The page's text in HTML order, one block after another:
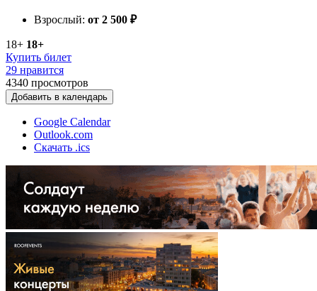
Взрослый: от 2 500 ₽
18+ 18+
Купить билет
29 нравится
4340 просмотров
Добавить в календарь
Google Calendar
Outlook.com
Скачать .ics